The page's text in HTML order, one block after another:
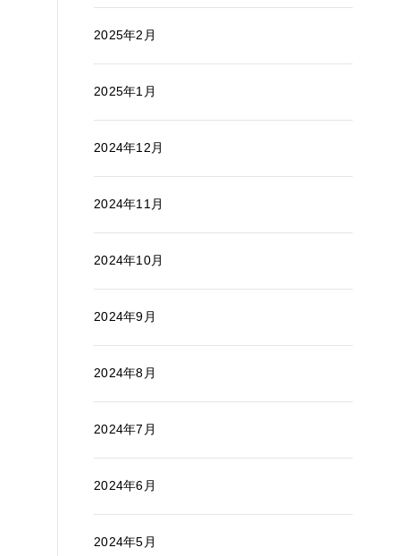
2025年2月
2025年1月
2024年12月
2024年11月
2024年10月
2024年9月
2024年8月
2024年7月
2024年6月
2024年5月